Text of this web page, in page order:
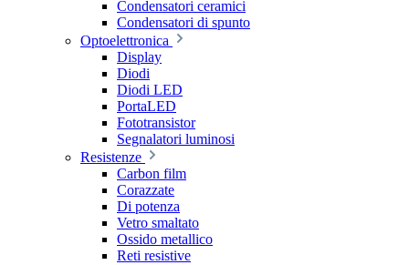
Condensatori ceramici
Condensatori di spunto
Optoelettronica
Display
Diodi
Diodi LED
PortaLED
Fototransistor
Segnalatori luminosi
Resistenze
Carbon film
Corazzate
Di potenza
Vetro smaltato
Ossido metallico
Reti resistive